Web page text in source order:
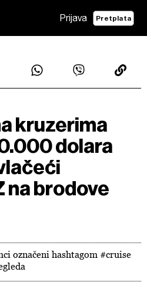
Prijava Pretplata
kruzerima
dolara
na brodove
označeni hashtagom #cruise